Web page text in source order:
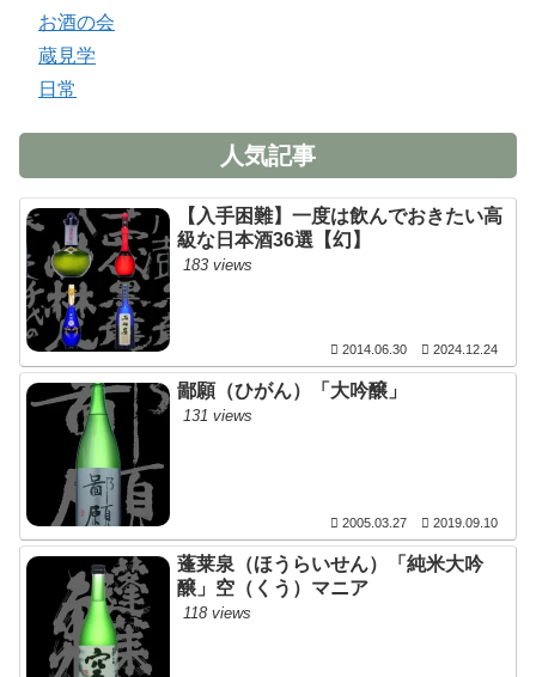
お酒の会
蔵見学
日常
人気記事
【入手困難】一度は飲んでおきたい高
級な日本酒36選【幻】
183 views
2014.06.30 2024.12.24
鄙願（ひがん）「大吟醸」
131 views
2005.03.27 2019.09.10
蓬莱泉（ほうらいせん）「純米大吟
醸」空（くう）マニア
118 views